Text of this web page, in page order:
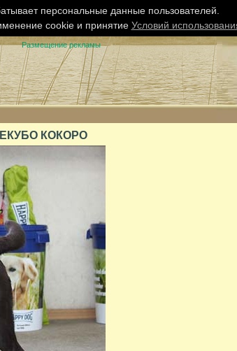
Размещение рекламы
КОКОРО
персональные данные пользователей.
cookie и принятие Условий